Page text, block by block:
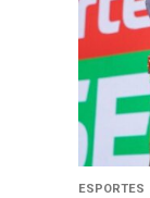
ESPORTES